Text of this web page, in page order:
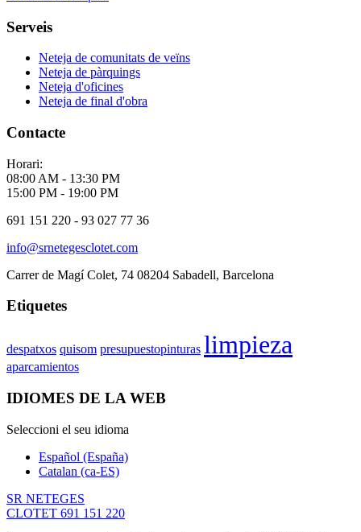
Serveis
Neteja de comunitats de veïns
Neteja de pàrquings
Neteja d'oficines
Neteja de final d'obra
Contacte
Horari:
08:00 AM - 13:30 PM
15:00 PM - 19:00 PM
691 151 220 - 93 027 77 36
info@srnetegesclotet.com
Carrer de Magí Colet, 74 08204 Sabadell, Barcelona
Etiquetes
despatxos quisom presupuestopinturas limpieza
aparcamientos
IDIOMES DE LA WEB
Seleccioni el seu idioma
Español (España)
Catalan (ca-ES)
SR NETEGES
CLOTET 691 151 220